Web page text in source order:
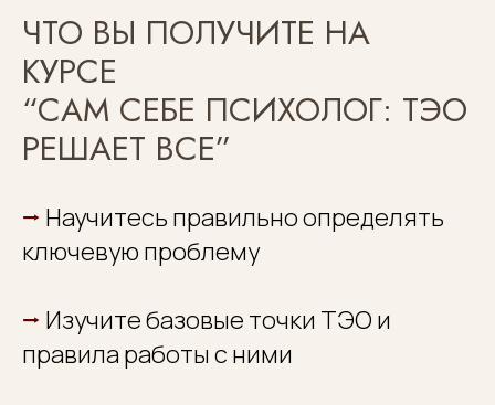
ЧТО ВЫ ПОЛУЧИТЕ НА
КУРСЕ
“САМ СЕБЕ ПСИХОЛОГ: ТЭО
РЕШАЕТ ВСЕ”
⭢ Научитесь правильно определять
ключевую проблему
⭢ Изучите базовые точки ТЭО и
правила работы с ними